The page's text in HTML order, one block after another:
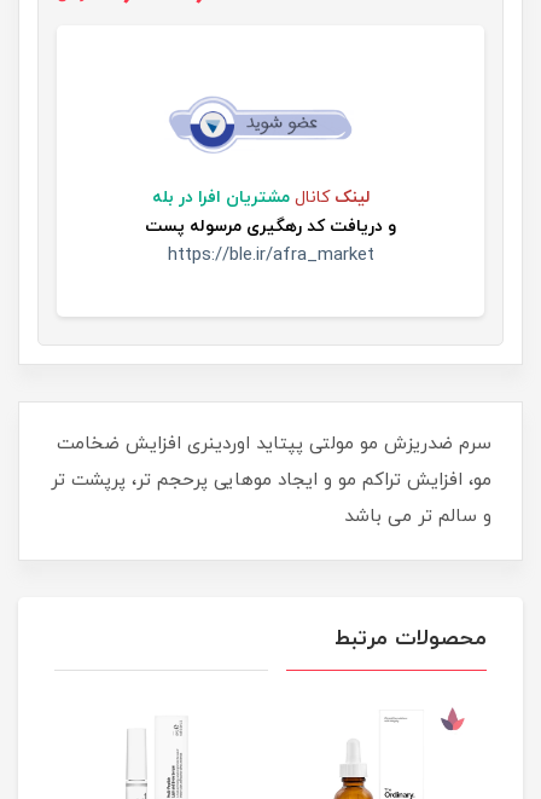
لینک کانال مشتریان افرا در بله
و دریافت کد رهگیری مرسوله پست
https://ble.ir/afra_market
سرم ضدریزش مو‌ مولتی پپتاید اوردینری افزایش ضخامت
مو، افزایش تراکم مو و ایجاد موهایی پرحجم تر، پرپشت تر
و سالم تر می باشد
محصولات مرتبط